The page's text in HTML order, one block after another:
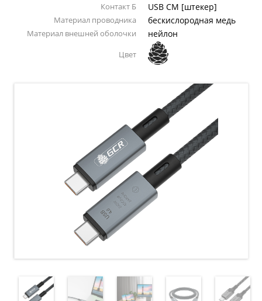
Контакт Б USB CM [штекер]
Материал проводника бескислородная медь
Материал внешней оболочки нейлон
Цвет